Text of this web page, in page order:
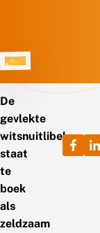
De
gevlekte
witsnuitlibel
staat
te
boek
als
zeldzaam